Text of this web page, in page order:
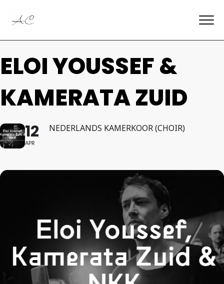
ELOI YOUSSEF &
KAMERATA ZUID
12
APR
NEDERLANDS KAMERKOOR (CHOIR)